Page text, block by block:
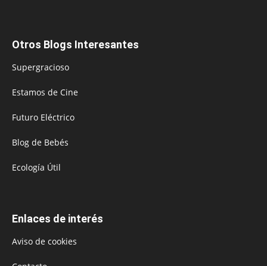
Otros Blogs Interesantes
Supergracioso
Estamos de Cine
Futuro Eléctrico
Blog de Bebés
Ecología Útil
Enlaces de interés
Aviso de cookies